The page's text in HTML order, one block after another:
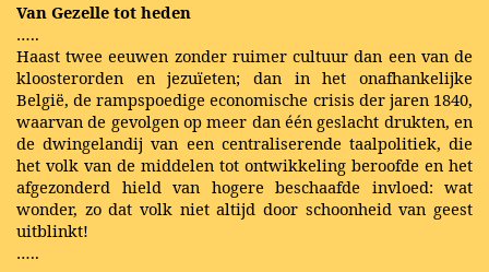
Van Gezelle tot heden
…..
Haast twee eeuwen zonder ruimer cultuur dan een van de
kloosterorden en jezuïeten; dan in het onafhankelijke
België, de rampspoedige economische crisis der jaren 1840,
waarvan de gevolgen op meer dan één geslacht drukten, en
de dwingelandij van een centraliserende taalpolitiek, die
het volk van de middelen tot ontwikkeling beroofde en het
afgezonderd hield van hogere beschaafde invloed: wat
wonder, zo dat volk niet altijd door schoonheid van geest
uitblinkt!
…..